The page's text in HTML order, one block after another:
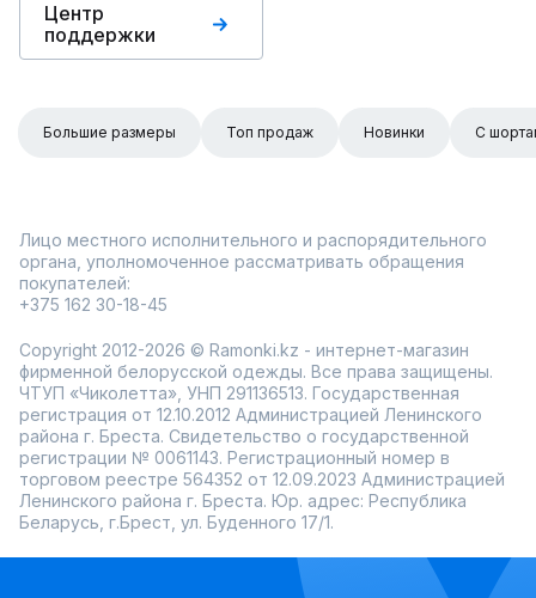
Центр
поддержки
Большие размеры Топ продаж Новинки С
Лицо местного исполнительного и распорядительного
органа, уполномоченное рассматривать обращения
покупателей:
+375 162 30-18-45
Copyright 2012-2026 © Ramonki.kz - интернет-магазин
фирменной белорусской одежды. Все права защищены.
ЧТУП «Чиколетта», УНП 291136513. Государственная
регистрация от 12.10.2012 Администрацией Ленинского
района г. Бреста. Свидетельство о государственной
регистрации № 0061143. Регистрационный номер в
торговом реестре 564352 от 12.09.2023 Администрацией
Ленинского района г. Бреста. Юр. адрес: Республика
Беларусь, г.Брест, ул. Буденного 17/1.